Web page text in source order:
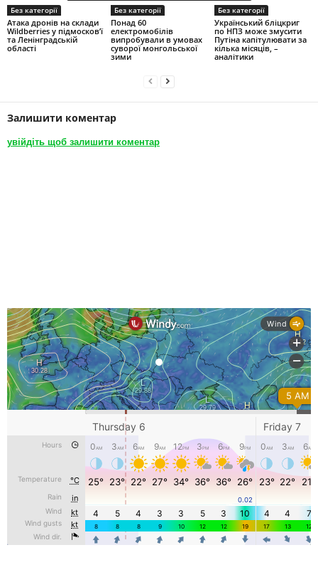
Без категорії
Атака дронів на склади
Wildberries у підмосков’ї
та Ленінградській
області
Без категорії
Понад 60
електромобілів
випробували в умовах
суворої монгольської
зими
Без категорії
Український бліцкриг
по НПЗ може змусити
Путіна капітулювати за
кілька місяців, –
аналітики
Залишити коментар
увійдіть щоб залишити коментар